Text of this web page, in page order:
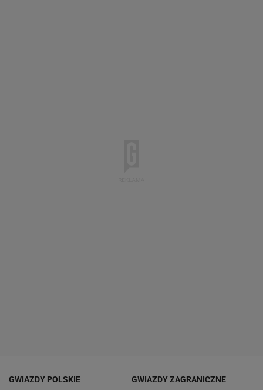
GWIAZDY POLSKIE GWIAZDY ZAGRANICZNE